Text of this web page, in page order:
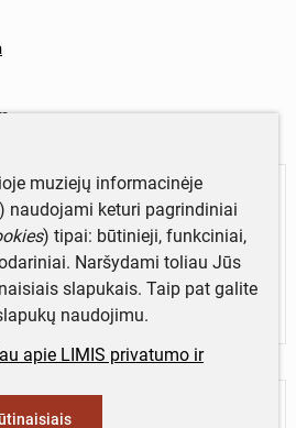
vatalinas, siūtas baltais
artikulas „927619“, taip pat
– 4 rubliai.
apie objektą?
muziejų informacinėje
naudojami keturi pagrindiniai
) tipai: būtinieji, funkciniai,
Naršydami toliau Jūs
slapukais. Taip pat galite
naudojimu.
apie LIMIS privatumo ir